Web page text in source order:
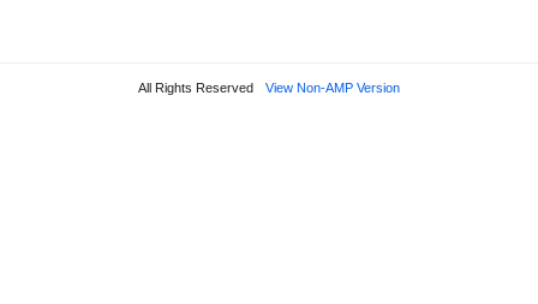
All Rights Reserved View Non-AMP Version